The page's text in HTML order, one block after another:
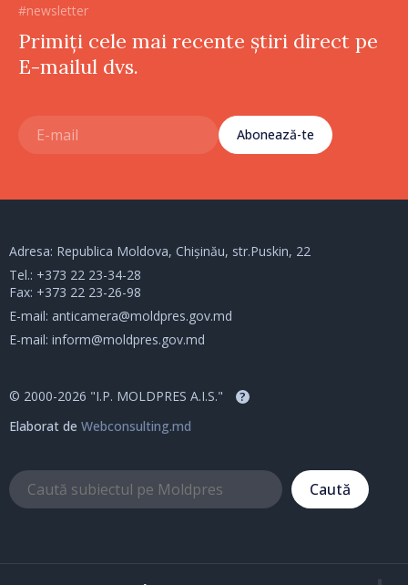
#newsletter
Primiți cele mai recente știri direct pe
E-mailul dvs.
Abonează-te
Adresa: Republica Moldova, Chișinău, str.Puskin, 22
Tel.: +373 22 23-34-28
Fax: +373 22 23-26-98
E-mail: anticamera@moldpres.gov.md
E-mail: inform@moldpres.gov.md
© 2000-2026 "I.P. MOLDPRES A.I.S." ?
Elaborat de Webconsulting.md
Caută